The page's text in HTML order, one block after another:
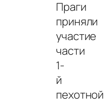
Праги
приняли
участие
части
1-
й
пехотной